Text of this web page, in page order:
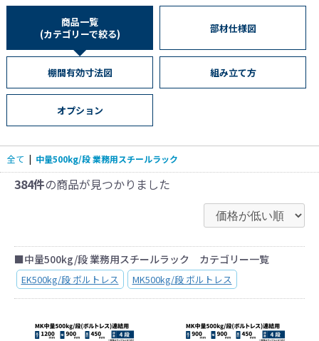
商品一覧
(カテゴリーで絞る)
部材仕様図
棚間有効寸法図 組み立て方
オプション
全て | 中量500kg/段 業務用スチールラック
384件の商品が見つかりました
■中量500kg/段 業務用スチールラック カテゴリー一覧
EK500kg/段 ボルトレス MK500kg/段 ボルトレス